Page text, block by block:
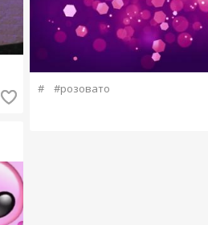
# #розовато